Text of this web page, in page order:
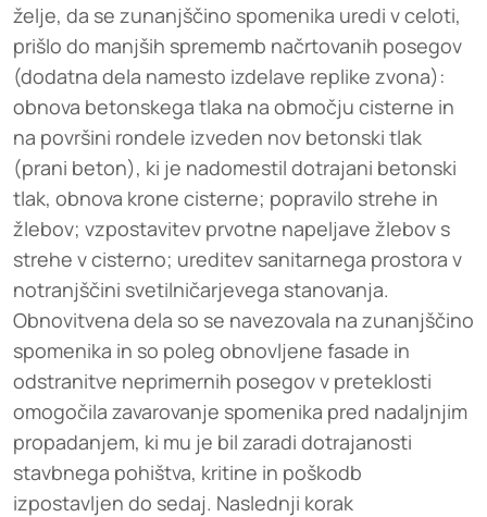
želje, da se zunanjščino spomenika uredi v celoti,
prišlo do manjših sprememb načrtovanih posegov
(dodatna dela namesto izdelave replike zvona):
obnova betonskega tlaka na območju cisterne in
na površini rondele izveden nov betonski tlak
(prani beton), ki je nadomestil dotrajani betonski
tlak, obnova krone cisterne; popravilo strehe in
žlebov; vzpostavitev prvotne napeljave žlebov s
strehe v cisterno; ureditev sanitarnega prostora v
notranjščini svetilničarjevega stanovanja.
Obnovitvena dela so se navezovala na zunanjščino
spomenika in so poleg obnovljene fasade in
odstranitve neprimernih posegov v preteklosti
omogočila zavarovanje spomenika pred nadaljnjim
propadanjem, ki mu je bil zaradi dotrajanosti
stavbnega pohištva, kritine in poškodb
izpostavljen do sedaj. Naslednji korak